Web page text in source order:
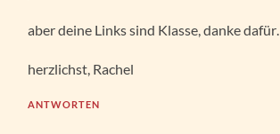
aber deine Links sind Klasse, danke dafür…
herzlichst, Rachel
ANTWORTEN